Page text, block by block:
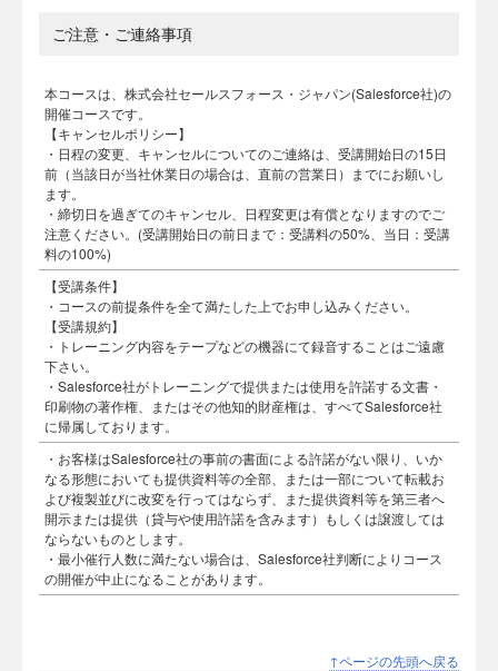
ご注意・ご連絡事項
本コースは、株式会社セールスフォース・ジャパン(Salesforce社)の
開催コースです。
【キャンセルポリシー】
・日程の変更、キャンセルについてのご連絡は、受講開始日の15日
前（当該日が当社休業日の場合は、直前の営業日）までにお願いし
ます。
・締切日を過ぎてのキャンセル、日程変更は有償となりますのでご
注意ください。(受講開始日の前日まで：受講料の50%、当日：受講
料の100%)
【受講条件】
・コースの前提条件を全て満たした上でお申し込みください。
【受講規約】
・トレーニング内容をテープなどの機器にて録音することはご遠慮
下さい。
・Salesforce社がトレーニングで提供または使用を許諾する文書・
印刷物の著作権、またはその他知的財産権は、すべてSalesforce社
に帰属しております。
・お客様はSalesforce社の事前の書面による許諾がない限り、いか
なる形態においても提供資料等の全部、または一部について転載お
よび複製並びに改変を行ってはならず、また提供資料等を第三者へ
開示または提供（貸与や使用許諾を含みます）もしくは譲渡しては
ならないものとします。
・最小催行人数に満たない場合は、Salesforce社判断によりコース
の開催が中止になることがあります。
↑ページの先頭へ戻る